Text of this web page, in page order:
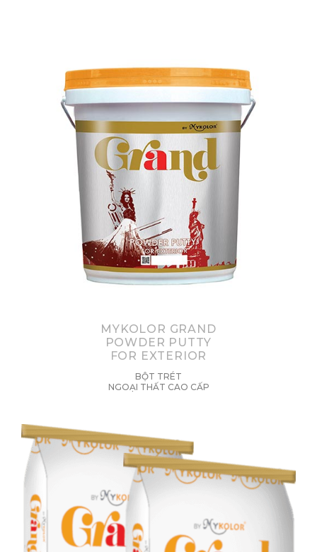
MYKOLOR GRAND
POWDER PUTTY
FOR EXTERIOR
BỘT TRÉT
NGOẠI THẤT CAO CẤP